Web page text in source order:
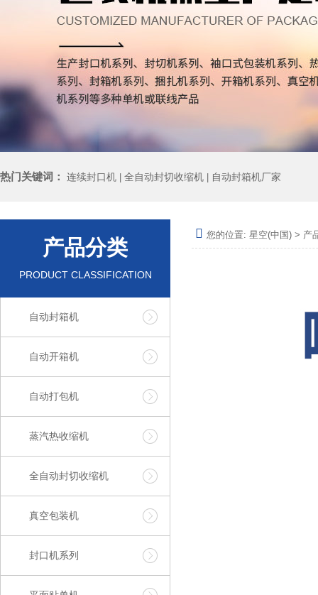
热门关键词： 连续封口机 全自动封切收缩机 自动封箱机厂家
产品分类
PRODUCT CLASSIFICATION
自动封箱机
自动开箱机
自动打包机
蒸汽热收缩机
全自动封切收缩机
真空包装机
封口机系列
您的位置: 星空(中国) > 产